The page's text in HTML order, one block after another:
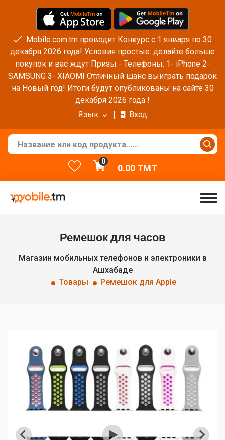
Mobile.com.tm проводит Конкурс с 1 января по 30
декабря 2026 года! Условия простые: делайте больше
покупок и вас ждут Призы - Телефоны: 1- iPhone 2-
SAMSUNG 3- XIAOMI Отличный шанс выиграть подарок
на Новый год! Итоги будут опубликованы на сайте 30
декабря 2026 года !
Язык
Вход
0
0.00TMT
Ремешок для часов
Магазин мобильных телефонов и электроники в
Ашхабаде
Товары
Ремешок для Apple